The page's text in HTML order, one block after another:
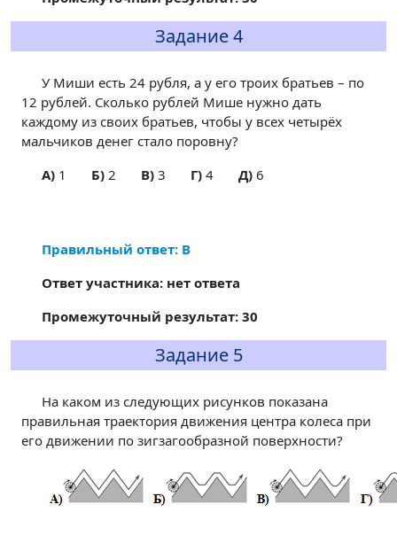
Задание 4
У Миши есть 24 рубля, а у его троих братьев – по
12 рублей. Сколько рублей Мише нужно дать
каждому из своих братьев, чтобы у всех четырёх
мальчиков денег стало поровну?
A)1 Б)2 В)3 Г)4 Д)6
Правильный ответ: В
Ответ участника: нет ответа
Промежуточный результат: 30
Задание 5
На каком из следующих рисунков показана
правильная траектория движения центра колеса при
его движении по зигзагообразной поверхности?